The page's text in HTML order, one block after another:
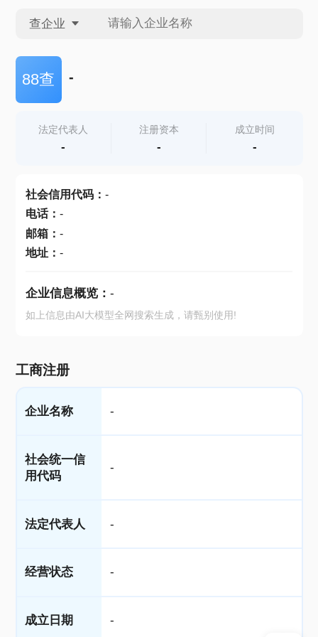
查企业
查企业
查产地
88查 -
法定代表人
-
注册资本
-
成立时间
-
社会信用代码： -
电话： -
邮箱： -
地址： -
企业信息概览： -
如上信息由AI大模型全网搜索生成，请甄别使用!
工商注册
企业名称 -
社会统一信
用代码
-
法定代表人 -
经营状态 -
成立日期 -